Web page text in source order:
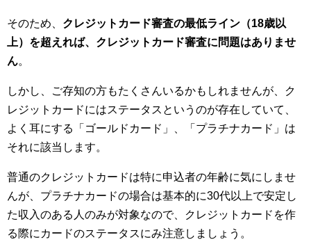
そのため、 クレジットカード審査の最低ライン（18歳以
上）を超えれば、クレジットカード審査に問題はありませ
ん。
しかし、ご存知の方もたくさんいるかもしれませんが、ク
レジットカードにはステータスというのが存在していて、
よく耳にする「ゴールドカード」、「プラチナカード」は
それに該当します。
普通のクレジットカードは特に申込者の年齢に気にしませ
んが、プラチナカードの場合は基本的に30代以上で安定し
た収入のある人のみが対象なので、クレジットカードを作
る際にカードのステータスにみ注意しましょう。